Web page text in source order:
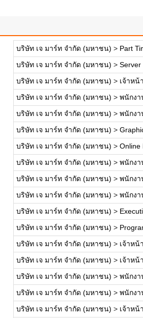
บริษัท เจ มาร์ท จำกัด (มหาชน) > Part
บริษัท เจ มาร์ท จำกัด (มหาชน) > Server
บริษัท เจ มาร์ท จำกัด (มหาชน) > เจ้าห
บริษัท เจ มาร์ท จำกัด (มหาชน) > พนักง
บริษัท เจ มาร์ท จำกัด (มหาชน) > พนักงา
บริษัท เจ มาร์ท จำกัด (มหาชน) >
บริษัท เจ มาร์ท จำกัด (มหาชน) > Online
บริษัท เจ มาร์ท จำกัด (มหาชน) > พนักงา
บริษัท เจ มาร์ท จำกัด (มหาชน) > พนักงา
บริษัท เจ มาร์ท จำกัด (มหาชน) > พนักงา
บริษัท เจ มาร์ท จำกัด (มหาชน) >
บริษัท เจ มาร์ท จำกัด (มหาชน) >
บริษัท เจ มาร์ท จำกัด (มหาชน) > เจ้าหน้
บริษัท เจ มาร์ท จำกัด (มหาชน) > เจ้าหน้
บริษัท เจ มาร์ท จำกัด (มหาชน) > พนักงา
บริษัท เจ มาร์ท จำกัด (มหาชน) > พนักง
บริษัท เจ มาร์ท จำกัด (มหาชน) > เจ้าหน้